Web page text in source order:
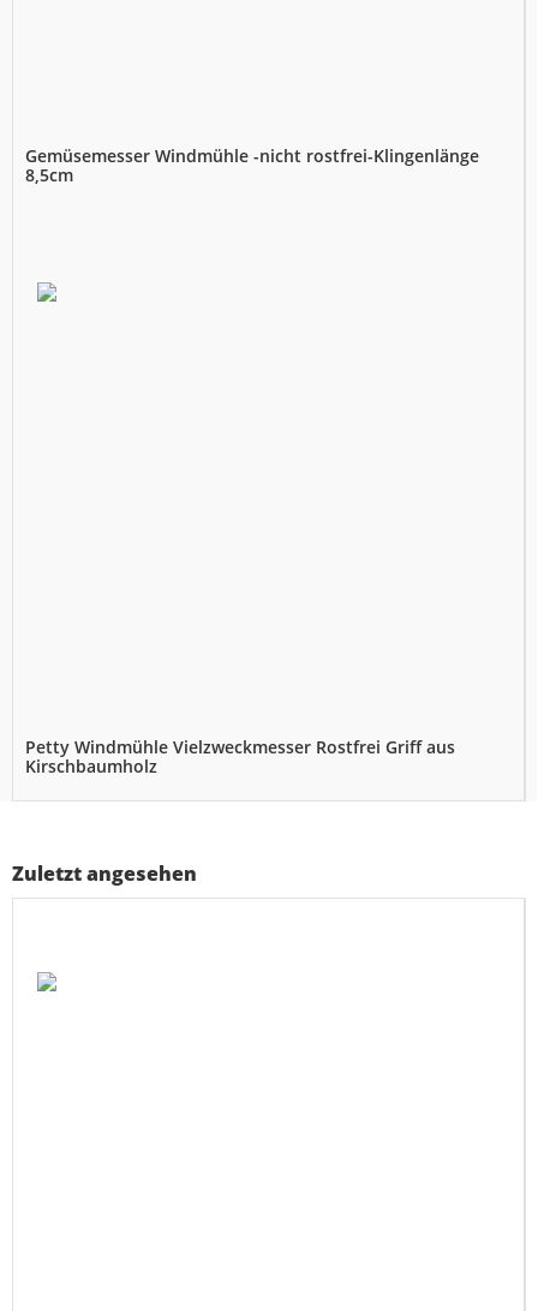
Gemüsemesser Windmühle -nicht rostfrei-Klingenlänge
8,5cm
Petty Windmühle Vielzweckmesser Rostfrei Griff aus
Kirschbaumholz
Zuletzt angesehen